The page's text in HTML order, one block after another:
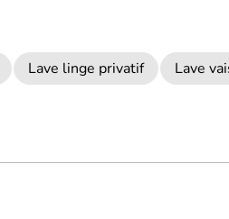
Lave linge privatif Lave